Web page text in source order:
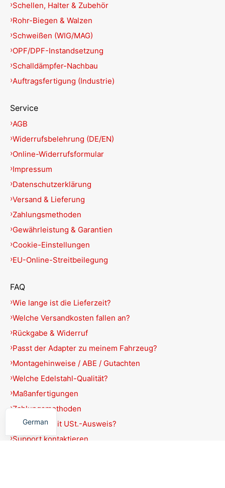
Schellen, Halter & Zubehör
Rohr-Biegen & Walzen
Schweißen (WIG/MAG)
OPF/DPF-Instandsetzung
Schalldämpfer-Nachbau
Auftragsfertigung (Industrie)
Service
AGB
Widerrufsbelehrung (DE/EN)
Online-Widerrufsformular
Impressum
Datenschutzerklärung
Versand & Lieferung
Zahlungsmethoden
Gewährleistung & Garantien
Cookie-Einstellungen
EU-Online-Streitbeilegung
FAQ
Wie lange ist die Lieferzeit?
Welche Versandkosten fallen an?
Rückgabe & Widerruf
Passt der Adapter zu meinem Fahrzeug?
Montagehinweise / ABE / Gutachten
Welche Edelstahl-Qualität?
Maßanfertigungen
Zahlungsmethoden
Rechnung mit USt.-Ausweis?
Support kontaktieren
German
English